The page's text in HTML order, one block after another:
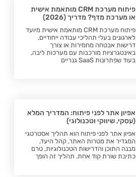
פיתוח מערכת CRM מותאמת אישית
או מערכת מדף? מדריך (2026)
פיתוח מערכת CRM מותאמת אישית מיועד
לארגונים בעלי תהליכי עבודה ייחודיים,
דרישות אבטחה מחמירות או צורך
באינטגרציות מורכבות עם מערכות ליבה,
בעוד שפתרונות SaaS גנריים
אפיון אתר לפני פיתוח: המדריך המלא
(עסקי, שיווקי וטכנולוגי)
אפיון אתר לפני פיתוח הוא תהליך אסטרטגי
המגדיר את מטרות האתר, קהל היעד,
מבנה התוכן והדרישות הטכנולוגיות, טרם
כתיבת שורת קוד אחת. תהליך זה הופך